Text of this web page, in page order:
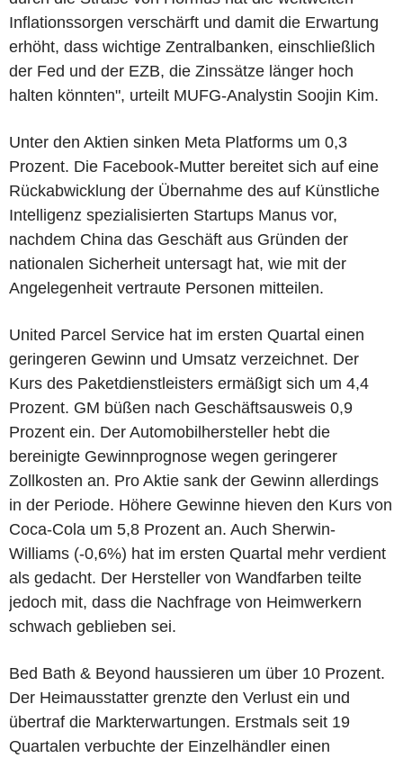
Inflationssorgen verschärft und damit die Erwartung
erhöht, dass wichtige Zentralbanken, einschließlich
der Fed und der EZB, die Zinssätze länger hoch
halten könnten", urteilt MUFG-Analystin Soojin Kim.
Unter den Aktien sinken Meta Platforms um 0,3
Prozent. Die Facebook-Mutter bereitet sich auf eine
Rückabwicklung der Übernahme des auf Künstliche
Intelligenz spezialisierten Startups Manus vor,
nachdem China das Geschäft aus Gründen der
nationalen Sicherheit untersagt hat, wie mit der
Angelegenheit vertraute Personen mitteilen.
United Parcel Service hat im ersten Quartal einen
geringeren Gewinn und Umsatz verzeichnet. Der
Kurs des Paketdienstleisters ermäßigt sich um 4,4
Prozent. GM büßen nach Geschäftsausweis 0,9
Prozent ein. Der Automobilhersteller hebt die
bereinigte Gewinnprognose wegen geringerer
Zollkosten an. Pro Aktie sank der Gewinn allerdings
in der Periode. Höhere Gewinne hieven den Kurs von
Coca-Cola um 5,8 Prozent an. Auch Sherwin-
Williams (-0,6%) hat im ersten Quartal mehr verdient
als gedacht. Der Hersteller von Wandfarben teilte
jedoch mit, dass die Nachfrage von Heimwerkern
schwach geblieben sei.
Bed Bath & Beyond haussieren um über 10 Prozent.
Der Heimausstatter grenzte den Verlust ein und
übertraf die Markterwartungen. Erstmals seit 19
Quartalen verbuchte der Einzelhändler einen